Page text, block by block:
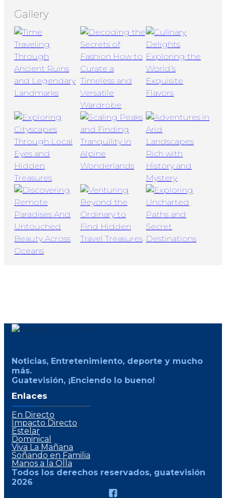
Gallery
Noticias, Entretenimiento, deporte y mucho
más.
Guatevisión, ¡Enciendo lo bueno!
Enlaces
En Directo
Impacto Directo
Estelar
Dominical
Viva La Mañana
Soñando en Familia
Manos a la Olla
Todos los derechos reservados, guatevisión
2026